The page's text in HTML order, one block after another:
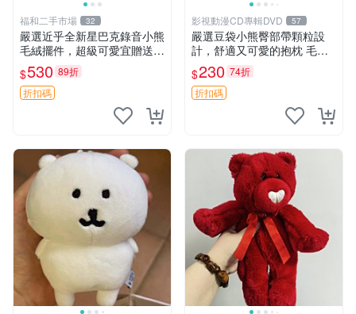
福和二手市場 32
嚴選近乎全新星巴克錄音小熊
毛絨擺件，超級可愛宜贈送掛
飾 錄音小熊 毛絨擺件 贈品
$530 89折
折扣碼
影視動漫CD專輯DVD 57
嚴選豆袋小熊臀部帶顆粒設
計，舒適又可愛的抱枕 毛絨
抱枕、臀部按摩、坐墊
$230 74折
折扣碼